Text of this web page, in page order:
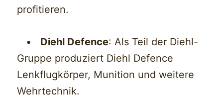
profitieren.
• Diehl Defence: Als Teil der Diehl-
Gruppe produziert Diehl Defence
Lenkflugkörper, Munition und weitere
Wehrtechnik.